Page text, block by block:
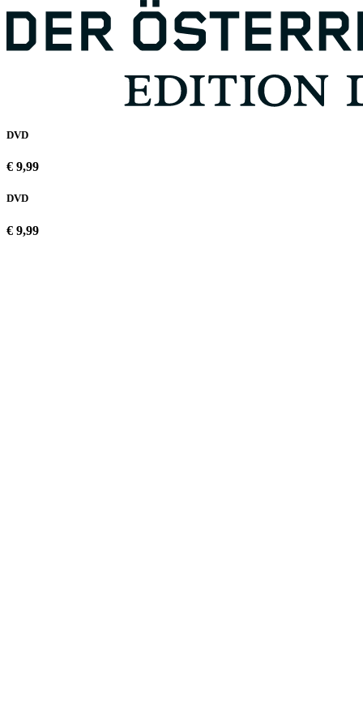
DVD
€ 9,99
DVD
€ 9,99